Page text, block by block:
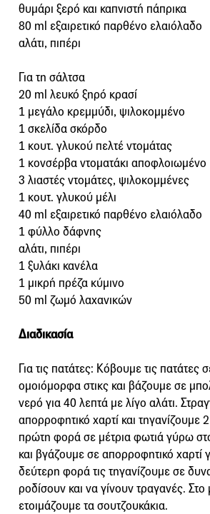
θυμάρι ξερό και καπνιστή πάπρικα
80 ml εξαιρετικό παρθένο ελαιόλαδο
αλάτι, πιπέρι
Για τη σάλτσα
20 ml λευκό ξηρό κρασί
1 μεγάλο κρεμμύδι, ψιλοκομμένο
1 σκελίδα σκόρδο
1 κουτ. γλυκού πελτέ ντομάτας
1 κονσέρβα ντοματάκι αποφλοιωμένο
3 λιαστές ντομάτες, ψιλοκομμένες
1 κουτ. γλυκού μέλι
40 ml εξαιρετικό παρθένο ελαιόλαδο
1 φύλλο δάφνης
αλάτι, πιπέρι
1 ξυλάκι κανέλα
1 μικρή πρέζα κύμινο
50 ml ζωμό λαχανικών
Διαδικασία
Για τις πατάτες: Κόβουμε τις πατάτες
ομοιόμορφα στικς και βάζουμε σε
νερό για 40 λεπτά με λίγο αλάτι.
απορροφητικό χαρτί και τηγανίζουμε
πρώτη φορά σε μέτρια φωτιά γύρω
και βγάζουμε σε απορροφητικό χαρτί
δεύτερη φορά τις τηγανίζουμε σε
ροδίσουν και να γίνουν τραγανές. Στο
ετοιμάζουμε τα σουτζουκάκια.